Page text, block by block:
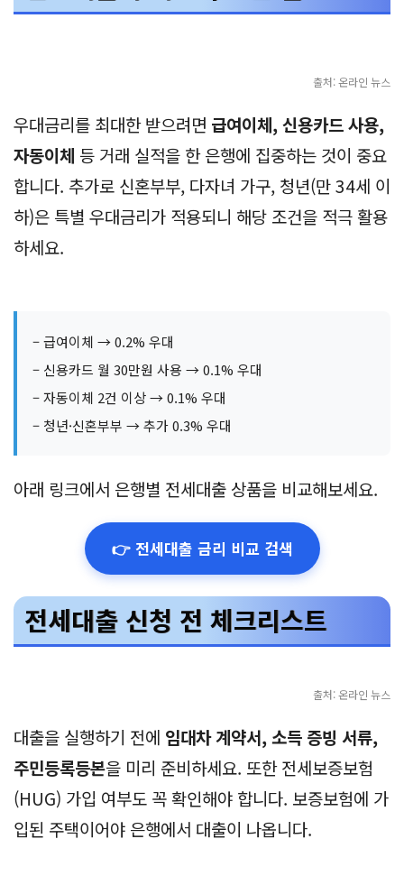
출처: 온라인 뉴스
우대금리를 최대한 받으려면 급여이체, 신용카드 사용,
자동이체 등 거래 실적을 한 은행에 집중하는 것이 중요
합니다. 추가로 신혼부부, 다자녀 가구, 청년(만 34세 이
하)은 특별 우대금리가 적용되니 해당 조건을 적극 활용
하세요.
– 급여이체 → 0.2% 우대
– 신용카드 월 30만원 사용 → 0.1% 우대
– 자동이체 2건 이상 → 0.1% 우대
– 청년·신혼부부 → 추가 0.3% 우대
아래 링크에서 은행별 전세대출 상품을 비교해보세요.
👉 전세대출 금리 비교 검색
전세대출 신청 전 체크리스트
출처: 온라인 뉴스
대출을 실행하기 전에 임대차 계약서, 소득 증빙 서류,
주민등록등본을 미리 준비하세요. 또한 전세보증보험
(HUG) 가입 여부도 꼭 확인해야 합니다. 보증보험에 가
입된 주택이어야 은행에서 대출이 나옵니다.